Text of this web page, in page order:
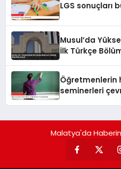
LGS sonuçları
Musul’da
İlk Türkçe
Öğretmenlerin
seminerleri
Malatya'da